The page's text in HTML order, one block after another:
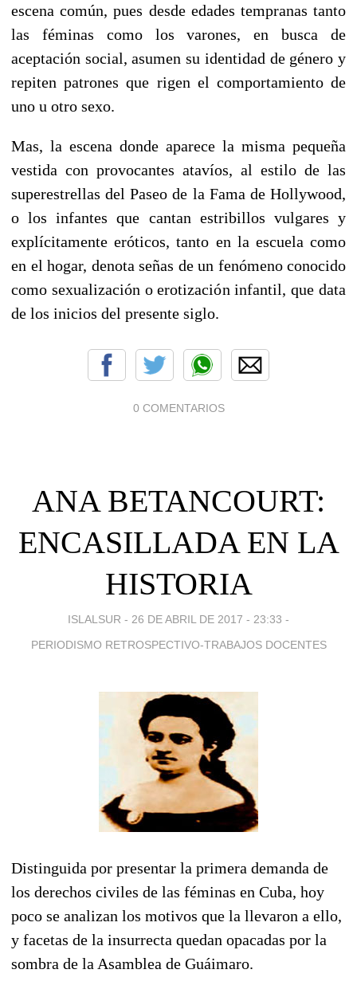
escena común, pues desde edades tempranas tanto
las féminas como los varones, en busca de
aceptación social, asumen su identidad de género y
repiten patrones que rigen el comportamiento de
uno u otro sexo.
Mas, la escena donde aparece la misma pequeña
vestida con provocantes atavíos, al estilo de las
superestrellas del Paseo de la Fama de Hollywood,
o los infantes que cantan estribillos vulgares y
explícitamente eróticos, tanto en la escuela como
en el hogar, denota señas de un fenómeno conocido
como sexualización o erotización infantil, que data
de los inicios del presente siglo.
0 COMENTARIOS
ANA BETANCOURT:
ENCASILLADA EN LA
HISTORIA
ISLALSUR - 26 DE ABRIL DE 2017 - 23:33 -
PERIODISMO RETROSPECTIVO-TRABAJOS DOCENTES
Distinguida por presentar la primera demanda de
los derechos civiles de las féminas en Cuba, hoy
poco se analizan los motivos que la llevaron a ello,
y facetas de la insurrecta quedan opacadas por la
sombra de la Asamblea de Guáimaro.